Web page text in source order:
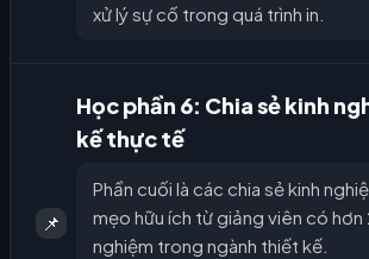
xử lý sự cố trong quá trình in.
📌
Học phần 6: Chia sẻ kinh
kế thực tế
Phần cuối là các chia sẻ kinh
mẹo hữu ích từ giảng viên có hơn
nghiệm trong ngành thiết kế.